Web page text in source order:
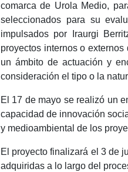
comarca de Urola Medio,
seleccionados para su
impulsados por Iraurgi
proyectos internos o
un ámbito de actuación y
consideración el tipo o la
El 17 de mayo se realizó un
capacidad de innovación
y medioambiental de los
El proyecto finalizará el 3 de
adquiridas a lo largo del